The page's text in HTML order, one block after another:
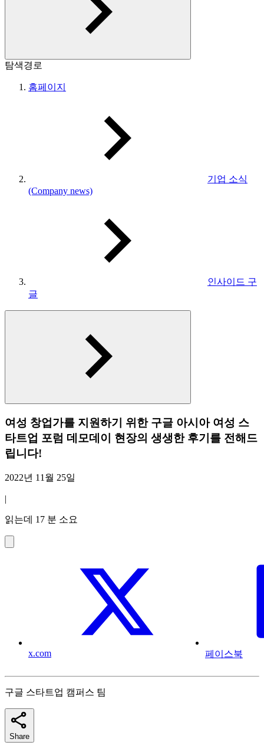
탐색경로
홈페이지
기업 소식
(Company news)
인사이드 구
글
여성 창업가를 지원하기 위한 구글 아시아 여성 스
타트업 포럼 데모데이 현장의 생생한 후기를 전해드
립니다!
2022년 11월 25일
|
읽는데 17 분 소요
x.com 페이스북
구글 스타트업 캠퍼스 팀
Share